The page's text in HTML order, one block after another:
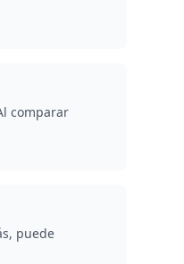
comparar
puede